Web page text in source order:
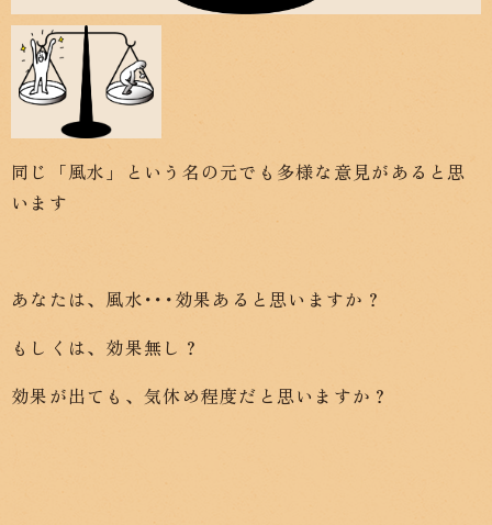
同じ「風水」という名の元でも多様な意見があると思
います
あなたは、風水･･･効果あると思いますか？
もしくは、効果無し？
効果が出ても、気休め程度だと思いますか？